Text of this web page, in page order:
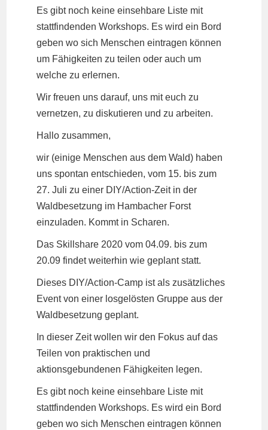
Es gibt noch keine einsehbare Liste mit
stattfindenden Workshops. Es wird ein Bord
geben wo sich Menschen eintragen können
um Fähigkeiten zu teilen oder auch um
welche zu erlernen.
Wir freuen uns darauf, uns mit euch zu
vernetzen, zu diskutieren und zu arbeiten.
Hallo zusammen,
wir (einige Menschen aus dem Wald) haben
uns spontan entschieden, vom 15. bis zum
27. Juli zu einer DIY/Action-Zeit in der
Waldbesetzung im Hambacher Forst
einzuladen. Kommt in Scharen.
Das Skillshare 2020 vom 04.09. bis zum
20.09 findet weiterhin wie geplant statt.
Dieses DIY/Action-Camp ist als zusätzliches
Event von einer losgelösten Gruppe aus der
Waldbesetzung geplant.
In dieser Zeit wollen wir den Fokus auf das
Teilen von praktischen und
aktionsgebundenen Fähigkeiten legen.
Es gibt noch keine einsehbare Liste mit
stattfindenden Workshops. Es wird ein Bord
geben wo sich Menschen eintragen können